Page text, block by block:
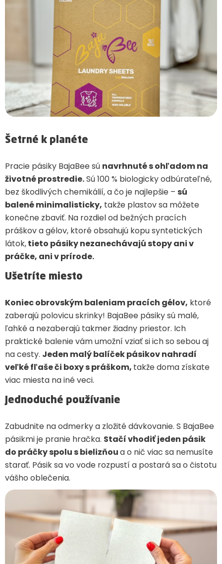
Šetrné k planéte
Pracie pásiky BajaBee sú navrhnuté s ohľadom na
životné prostredie.Sú 100 % biologicky odbúrateľné,
bez škodlivých chemikálií, a čo je najlepšie – sú
balené minimalisticky, takže plastov sa môžete
konečne zbaviť. Na rozdiel od bežných pracích
práškov a gélov, ktoré obsahujú kopu syntetických
látok,tieto pásiky nezanechávajú stopy ani v
práčke, ani v prírode.
Ušetríte miesto
Koniec obrovským baleniam pracích gélov, ktoré
zaberajú polovicu skrinky! BajaBee pásiky sú malé,
ľahké a nezaberajú takmer žiadny priestor. Ich
praktické balenie vám umožní vziať si ich so sebou aj
na cesty. Jeden malý balíček pásikov nahradí
veľké fľaše či boxy s práškom, takže doma získate
viac miesta na iné veci.
Jednoduché používanie
Zabudnite na odmerky a zložité dávkovanie. S BajaBee
pásikmi je pranie hračka. Stačí vhodiť jeden pásik
do práčky spolu s bielizňoua o nič viac sa nemusíte
starať. Pásik sa vo vode rozpustí a postará sa o čistotu
vášho oblečenia.